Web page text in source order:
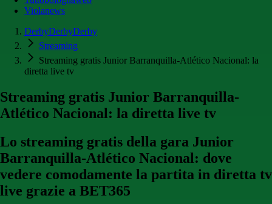
Violanews
DerbyDerbyDerby
Streaming
Streaming gratis Junior Barranquilla-Atlético Nacional: la
diretta live tv
Streaming gratis Junior Barranquilla-
Atlético Nacional: la diretta live tv
Lo streaming gratis della gara Junior
Barranquilla-Atlético Nacional: dove
vedere comodamente la partita in diretta tv
live grazie a BET365